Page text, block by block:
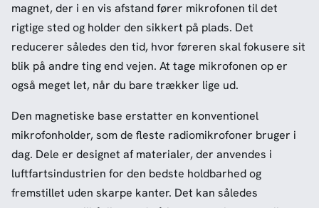
magnet, der i en vis afstand fører mikrofonen til det
rigtige sted og holder den sikkert på plads. Det
reducerer således den tid, hvor føreren skal fokusere sit
blik på andre ting end vejen. At tage mikrofonen op er
også meget let, når du bare trækker lige ud.
Den magnetiske base erstatter en konventionel
mikrofonholder, som de fleste radiomikrofoner bruger i
dag. Dele er designet af materialer, der anvendes i
luftfartsindustrien for den bedste holdbarhed og
fremstillet uden skarpe kanter. Det kan således